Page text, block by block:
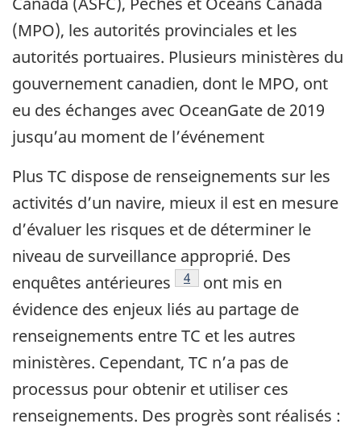
(MPO), les autorités provinciales et les
autorités portuaires. Plusieurs ministères du
gouvernement canadien, dont le MPO, ont
eu des échanges avec OceanGate de 2019
jusqu’au moment de l’événement
Plus TC dispose de renseignements sur les
activités d’un navire, mieux il est en mesure
d’évaluer les risques et de déterminer le
niveau de surveillance approprié. Des
enquêtes antérieures
4
ont mis en
évidence des enjeux liés au partage de
renseignements entre TC et les autres
ministères. Cependant, TC n’a pas de
processus pour obtenir et utiliser ces
renseignements. Des progrès sont réalisés :